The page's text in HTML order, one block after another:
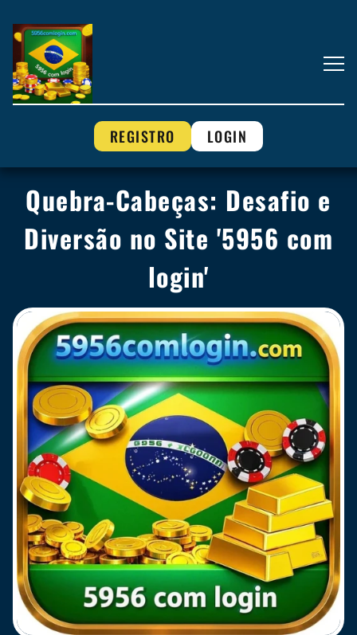
REGISTRO LOGIN
Quebra-Cabeças: Desafio e
Diversão no Site '5956 com
login'